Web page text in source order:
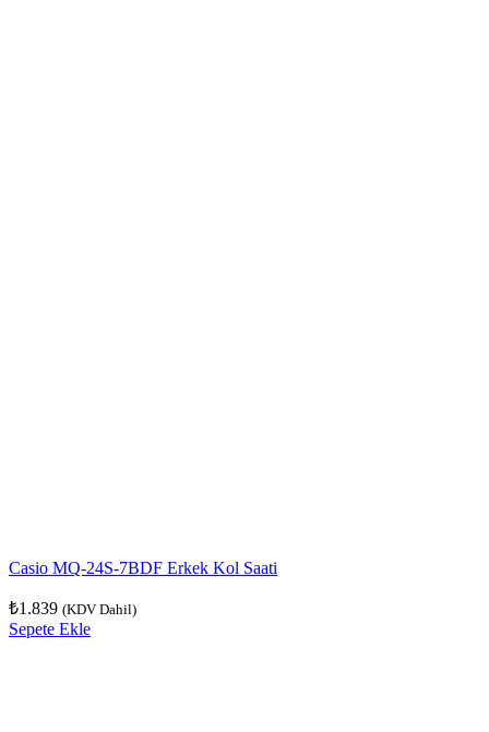
Casio MQ-24S-7BDF Erkek Kol Saati
₺1.839 (KDV Dahil)
Sepete Ekle